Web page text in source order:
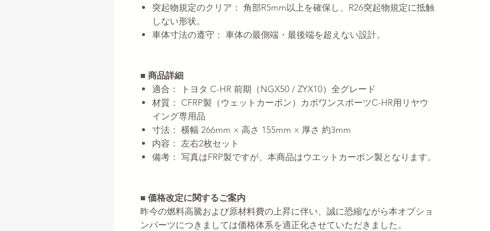
突起物規定のクリア： 角部R5mm以上を確保し、R26突起物規定に抵触
しない形状。
車体寸法の遵守： 車体の最側端・最後端を超えない設計。
■ 商品詳細
適合： トヨタ C-HR 前期（NGX50 / ZYX10）全グレード
材質： CFRP製（ウェットカーボン）カボワンスポーツC-HR用リヤウ
イング専用品
寸法： 横幅 266mm × 高さ 155mm × 厚さ 約3mm
内容： 左右2枚セット
備考： 写真はFRP製ですが、本商品はウエットカーボン製となります。
■ 価格改定に関するご案内
昨今の燃料高騰および原材料費の上昇に伴い、誠に恐縮ながら本オプショ
ンパーツにつきましては価格体系を適正化させていただきました。